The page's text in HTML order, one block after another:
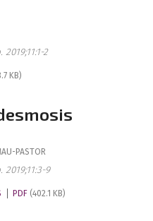
2
KB)
PASTOR
9
PDF (402.1 KB)